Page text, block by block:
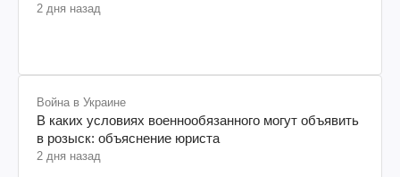
2 дня назад
Война в Украине
В каких условиях военнообязанного могут объявить
в розыск: объяснение юриста
2 дня назад